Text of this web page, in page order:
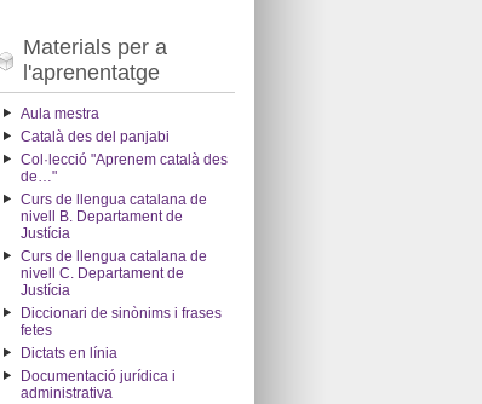
Materials per a
l'aprenentatge
Aula mestra
Català des del panjabi
Col·lecció "Aprenem català des
de…"
Curs de llengua catalana de
nivell B. Departament de
Justícia
Curs de llengua catalana de
nivell C. Departament de
Justícia
Diccionari de sinònims i frases
fetes
Dictats en línia
Documentació jurídica i
administrativa